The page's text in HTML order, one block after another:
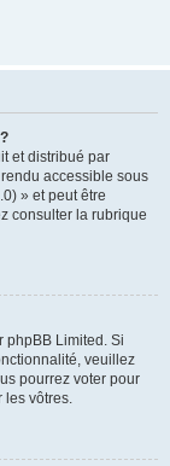
et distribué par
accessible sous
» et peut être
consulter la rubrique
phpBB Limited. Si
veuillez
pourrez voter pour
les vôtres.